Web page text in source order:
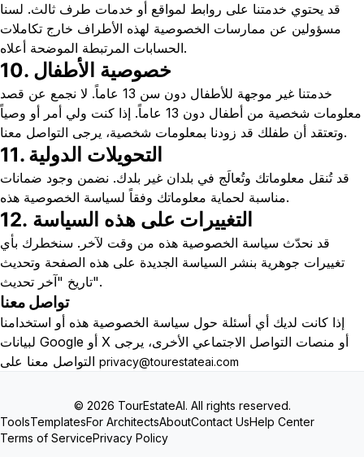
قد يحتوي خدمتنا على روابط لمواقع أو خدمات طرف ثالث. لسنا
مسؤولين عن ممارسات الخصوصية لهذه الأطراف خارج تكاملات
الحسابات المرتبطة الموضحة أعلاه.
10. خصوصية الأطفال
خدمتنا غير موجهة للأطفال دون سن 13 عاماً. لا نجمع عن قصد
معلومات شخصية من أطفال دون 13 عاماً. إذا كنت ولي أمر أو وصياً
وتعتقد أن طفلك قد زودنا بمعلومات شخصية، يرجى التواصل معنا.
11. التحويلات الدولية
قد تُنقل معلوماتك وتُعالَج في بلدان غير بلدك. نضمن وجود ضمانات
مناسبة لحماية معلوماتك وفقاً لسياسة الخصوصية هذه.
12. التغييرات على هذه السياسة
قد نحدّث سياسة الخصوصية هذه من وقت لآخر. سنخطرك بأي
تغييرات جوهرية بنشر السياسة الجديدة على هذه الصفحة وتحديث
تاريخ "آخر تحديث".
تواصل معنا
إذا كانت لديك أي أسئلة حول سياسة الخصوصية هذه أو استخدامنا
لبيانات Google أو X أو منصات التواصل الاجتماعي الأخرى، يرجى
التواصل معنا على privacy@tourestateai.com
© 2026 TourEstateAI. All rights reserved.
ToolsTemplatesFor ArchitectsAboutContact UsHelp Center
Terms of ServicePrivacy Policy